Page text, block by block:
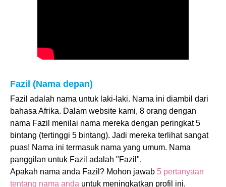
Fazil (Nama depan)
Fazil adalah nama untuk laki-laki. Nama ini diambil dari
bahasa Afrika. Dalam website kami, 8 orang dengan
nama Fazil menilai nama mereka dengan peringkat 5
bintang (tertinggi 5 bintang). Jadi mereka terlihat sangat
puas! Nama ini termasuk nama yang umum. Nama
panggilan untuk Fazil adalah "Fazil".
Apakah nama anda Fazil? Mohon jawab 5 pertanyaan
tentang nama anda untuk meningkatkan profil ini.